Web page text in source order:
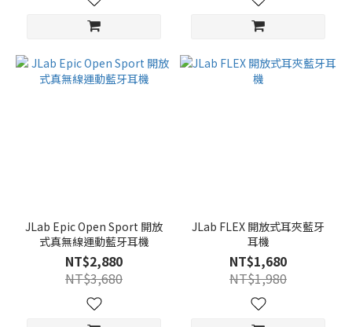
JLab Epic Open Sport 開放
式真無線運動藍牙耳機
NT$2,880
NT$3,680
JLab FLEX 開放式耳夾藍牙
耳機
NT$1,680
NT$1,980